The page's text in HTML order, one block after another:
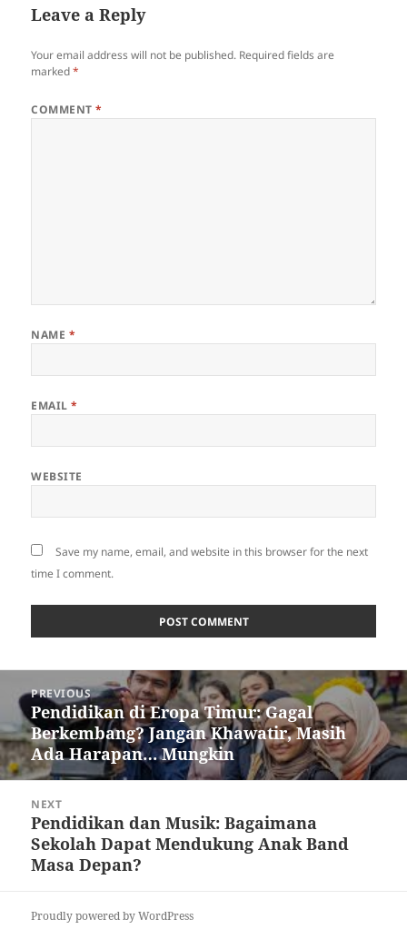
Leave a Reply
Your email address will not be published. Required fields are
marked*
COMMENT*
NAME *
EMAIL*
WEBSITE
Save my name, email, and website in this browser for the next
time I comment.
navigation
PREVIOUS
Previous
post:
Pendidikan di Eropa Timur: Gagal
Berkembang? Jangan Khawatir, Masih
Ada Harapan… Mungkin
NEXT
Next
post:
Pendidikan dan Musik: Bagaimana
Sekolah Dapat Mendukung Anak Band
Masa Depan?
Proudly powered by WordPress